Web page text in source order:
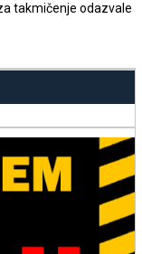
takmičenje odazvale